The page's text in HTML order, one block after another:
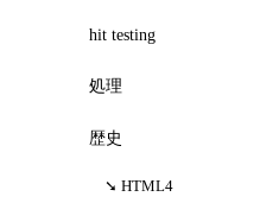
hit testing
処理
歴史
HTML4